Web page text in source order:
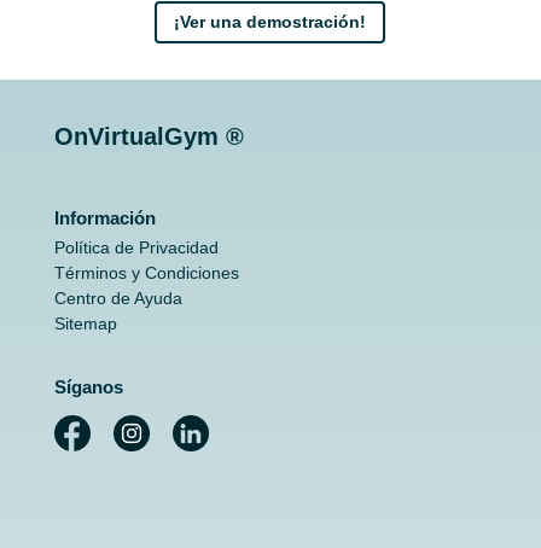
¡Ver una demostración!
OnVirtualGym ®
Información
Política de Privacidad
Términos y Condiciones
Centro de Ayuda
Sitemap
Síganos